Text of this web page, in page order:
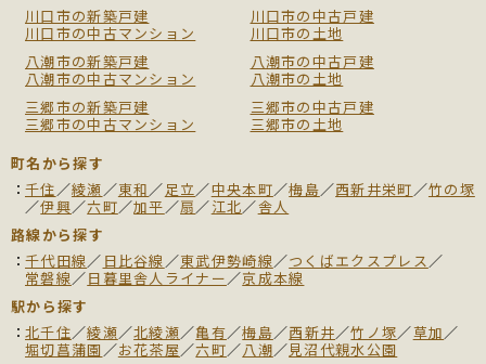
川口市の新築戸建
川口市の中古戸建
川口市の中古マンション
川口市の土地
八潮市の新築戸建
八潮市の中古戸建
八潮市の中古マンション
八潮市の土地
三郷市の新築戸建
三郷市の中古戸建
三郷市の中古マンション
三郷市の土地
町名から探す
千住／綾瀬／東和／足立／中央本町／梅島／西新井栄町／竹の塚
／伊興／六町／加平／扇／江北／舎人
路線から探す
千代田線／ 日比谷線／東武伊勢崎線／つくばエクスプレス／
常磐線／日暮里舎人ライナー／京成本線
駅から探す
北千住／綾瀬／北綾瀬／亀有／梅島／西新井／竹ノ塚／草加／
堀切菖蒲園／お花茶屋／六町／八潮／見沼代親水公園